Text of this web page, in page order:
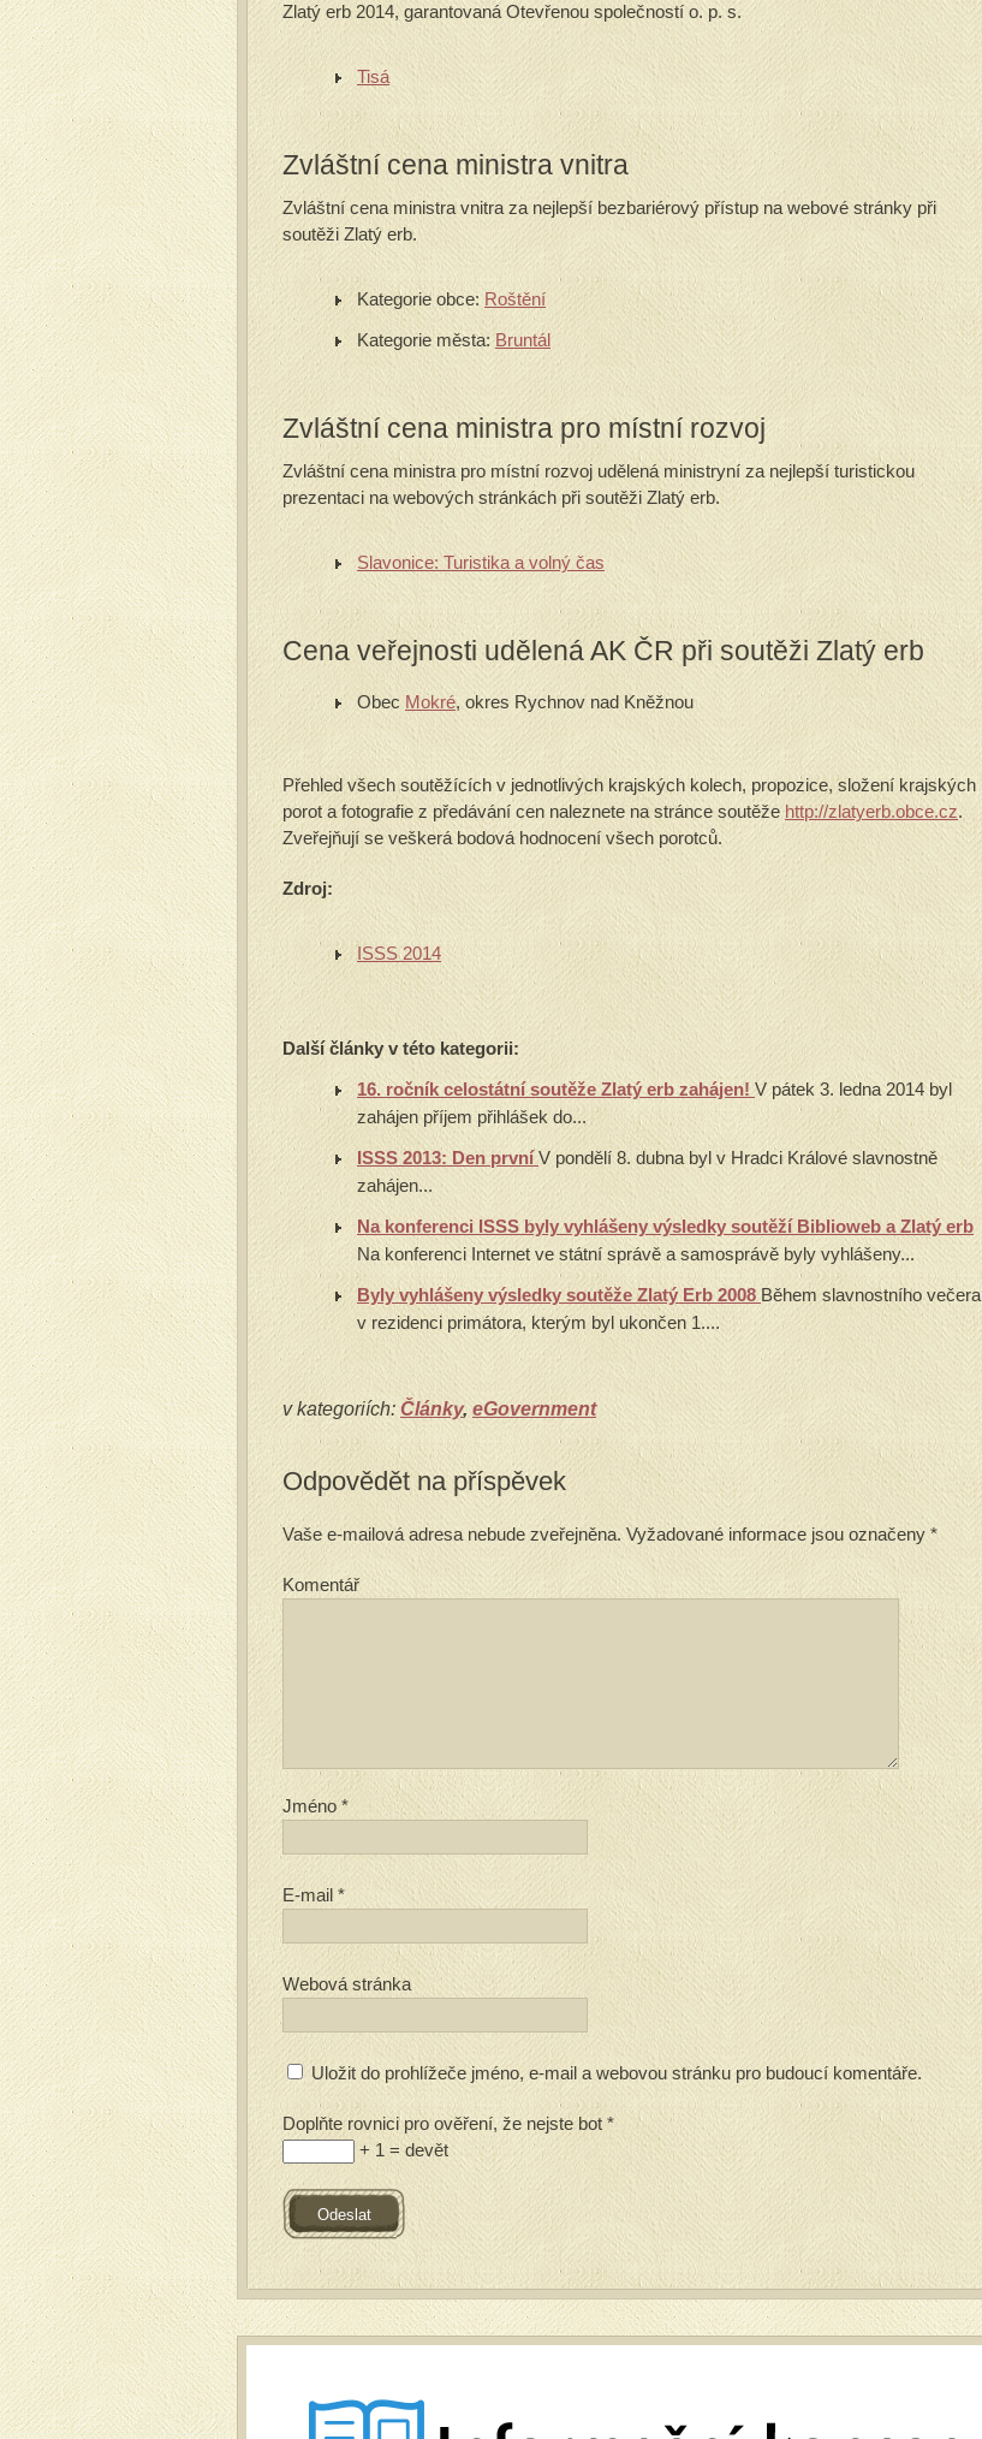
Zlatý erb 2014, garantovaná Otevřenou společností o. p. s.
Tisá
Zvláštní cena ministra vnitra
Zvláštní cena ministra vnitra za nejlepší bezbariérový přístup na webové stránky při
soutěži Zlatý erb.
Kategorie obce: Roštění
Kategorie města: Bruntál
Zvláštní cena ministra pro místní rozvoj
Zvláštní cena ministra pro místní rozvoj udělená ministryní za nejlepší turistickou
prezentaci na webových stránkách při soutěži Zlatý erb.
Slavonice: Turistika a volný čas
Cena veřejnosti udělená AK ČR při soutěži Zlatý erb
Obec Mokré, okres Rychnov nad Kněžnou
Přehled všech soutěžících v jednotlivých krajských kolech, propozice, složení krajských
porot a fotografie z předávání cen naleznete na stránce soutěže http://zlatyerb.obce.cz.
Zveřejňují se veškerá bodová hodnocení všech porotců.
Zdroj:
ISSS 2014
Další články v této kategorii:
16. ročník celostátní soutěže Zlatý erb zahájen! V pátek 3. ledna 2014 byl
zahájen příjem přihlášek do...
ISSS 2013: Den prvníV pondělí 8. dubna byl v Hradci Králové slavnostně
zahájen...
Na konferenci ISSS byly vyhlášeny výsledky soutěží Biblioweb a Zlatý erb
Na konferenci Internet ve státní správě a samosprávě byly vyhlášeny...
Byly vyhlášeny výsledky soutěže Zlatý Erb 2008 Během slavnostního večera
v rezidenci primátora, kterým byl ukončen 1....
v kategoriích: Články, eGovernment
Odpovědět na příspěvek
Vaše e-mailová adresa nebude zveřejněna.Vyžadované informace jsou označeny *
Komentář
Jméno*
E-mail *
Webová stránka
Uložit do prohlížeče jméno, e-mail a webovou stránku pro budoucí komentáře.
Doplňte rovnici pro ověření, že nejste bot *
+ 1 = devět